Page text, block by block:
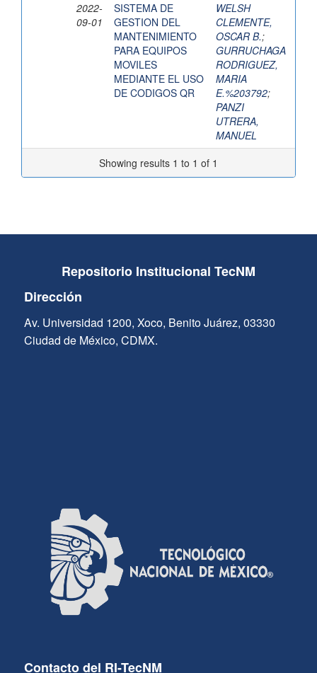
2022-
09-01
SISTEMA DE
GESTION DEL
MANTENIMIENTO
PARA EQUIPOS
MOVILES
MEDIANTE EL USO
DE CODIGOS QR
WELSH
CLEMENTE,
OSCAR B.;
GURRUCHAGA
RODRIGUEZ,
MARIA
E.%203792;
PANZI
UTRERA,
MANUEL
Showing results 1 to 1 of 1
Repositorio Institucional TecNM
Dirección
Av. Universidad 1200, Xoco, Benito Juárez, 03330
Ciudad de México, CDMX.
Contacto del RI-TecNM